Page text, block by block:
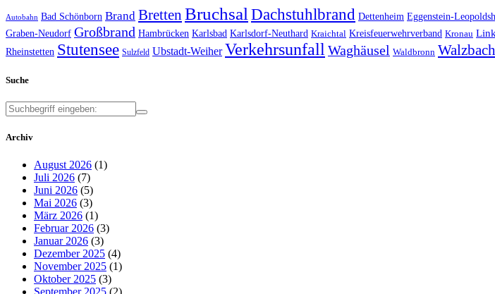
Autobahn Bad Schönborn Brand Bretten Bruchsal Dachstuhlbrand Dettenheim Eggenstein-
Graben-Neudorf Großbrand Hambrücken Karlsbad Karlsdorf-Neuthard Kraichtal Kreisfeuerwehrverband Kronau
Rheinstetten Stutensee Sulzfeld Ubstadt-Weiher Verkehrsunfall Waghäusel Waldbronn
Suche
Archiv
August 2026 (1)
Juli 2026 (7)
Juni 2026 (5)
Mai 2026 (3)
März 2026 (1)
Februar 2026 (3)
Januar 2026 (3)
Dezember 2025 (4)
November 2025 (1)
Oktober 2025 (3)